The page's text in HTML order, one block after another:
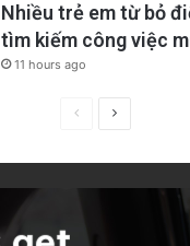
Nhiều trẻ em từ bỏ
tìm kiếm công việc
11 hours ago
PreviousNext